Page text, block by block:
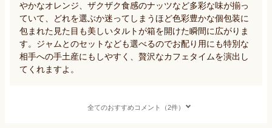
やかなオレンジ、ザクザク食感のナッツなど多彩な味が揃っ
ていて、どれを選ぶか迷ってしまうほど色彩豊かな個包装に
包まれた見た目も美しいタルトが箱を開けた瞬間に広がりま
す。ジャムとのセットなども選べるのでお配り用にも特別な
相手への手土産にもしやすく、贅沢なカフェタイムを演出し
てくれますよ。
全てのおすすめコメント（2件）